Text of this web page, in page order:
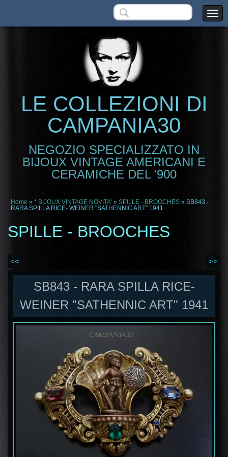
LE COLLEZIONI DI
CAMPANIA30
NEGOZIO SPECIALIZZATO IN
BIJOUX VINTAGE AMERICANI E
CERAMICHE DEL '900
Home » * BIJOUX VINTAGE NOVITA' » SPILLE - BROOCHES » SB843 -
RARA SPILLA RICE- WEINER "SATHENNIC ART" 1941
SPILLE - BROOCHES
<< >>
SB843 - RARA SPILLA RICE-
WEINER "SATHENNIC ART" 1941